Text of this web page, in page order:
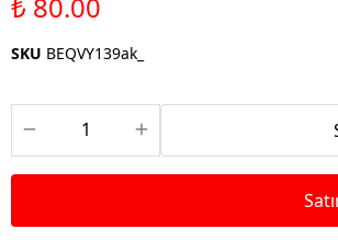
SKU BEQVY139ak_